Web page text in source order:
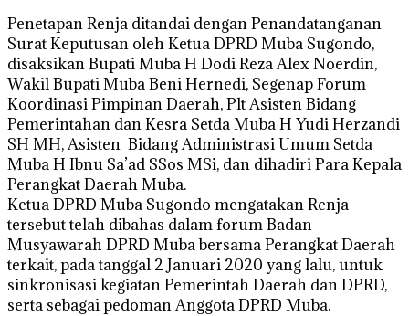
Penetapan Renja ditandai dengan Penandatanganan
Surat Keputusan oleh Ketua DPRD Muba Sugondo,
disaksikan Bupati Muba H Dodi Reza Alex Noerdin,
Wakil Bupati Muba Beni Hernedi, Segenap Forum
Koordinasi Pimpinan Daerah, Plt Asisten Bidang
Pemerintahan dan Kesra Setda Muba H Yudi Herzandi
SH MH, Asisten Bidang Administrasi Umum Setda
Muba H Ibnu Sa’ad SSos MSi, dan dihadiri Para Kepala
Perangkat Daerah Muba.
Ketua DPRD Muba Sugondo mengatakan Renja
tersebut telah dibahas dalam forum Badan
Musyawarah DPRD Muba bersama Perangkat Daerah
terkait, pada tanggal 2 Januari 2020 yang lalu, untuk
sinkronisasi kegiatan Pemerintah Daerah dan DPRD,
serta sebagai pedoman Anggota DPRD Muba.